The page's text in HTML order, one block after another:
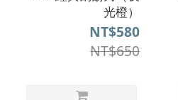
光橙）
NT$580
NT$650